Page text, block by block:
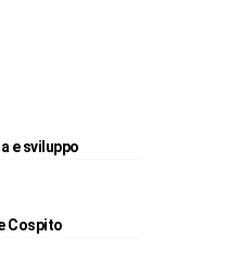
e sviluppo
Cospito